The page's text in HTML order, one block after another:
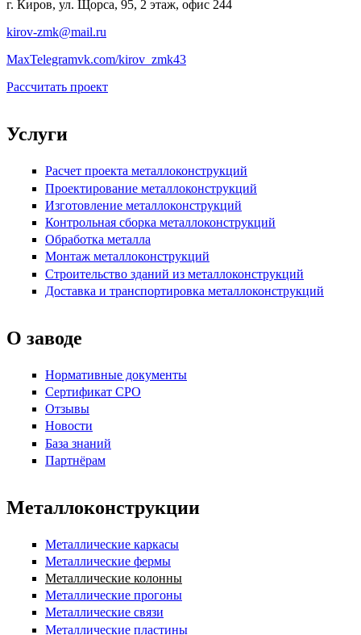
г. Киров, ул. Щорса, 95, 2 этаж, офис 244
kirov-zmk@mail.ru
MaxTelegramvk.com/kirov_zmk43
Рассчитать проект
Услуги
Расчет проекта металлоконструкций
Проектирование металлоконструкций
Изготовление металлоконструкций
Контрольная сборка металлоконструкций
Обработка металла
Монтаж металлоконструкций
Строительство зданий из металлоконструкций
Доставка и транспортировка металлоконструкций
О заводе
Нормативные документы
Сертификат СРО
Отзывы
Новости
База знаний
Партнёрам
Металлоконструкции
Металлические каркасы
Металлические фермы
Металлические колонны
Металлические прогоны
Металлические связи
Металлические пластины